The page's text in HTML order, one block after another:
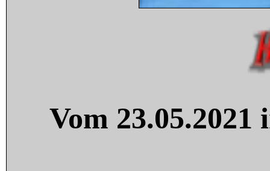
Vom